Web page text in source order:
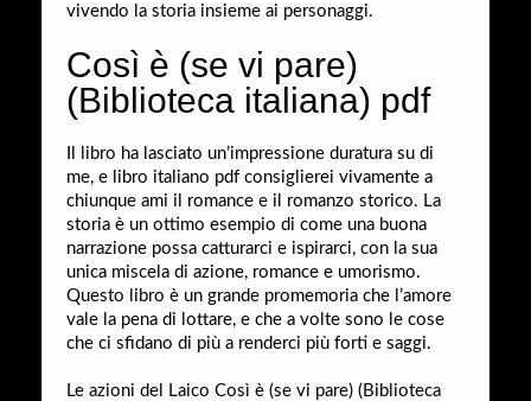
vivendo la storia insieme ai personaggi.
Così è (se vi pare)
(Biblioteca italiana) pdf
Il libro ha lasciato un’impressione duratura su di
me, e libro italiano pdf consiglierei vivamente a
chiunque ami il romance e il romanzo storico. La
storia è un ottimo esempio di come una buona
narrazione possa catturarci e ispirarci, con la sua
unica miscela di azione, romance e umorismo.
Questo libro è un grande promemoria che l’amore
vale la pena di lottare, e che a volte sono le cose
che ci sfidano di più a renderci più forti e saggi.
Le azioni del Laico Così è (se vi pare) (Biblioteca